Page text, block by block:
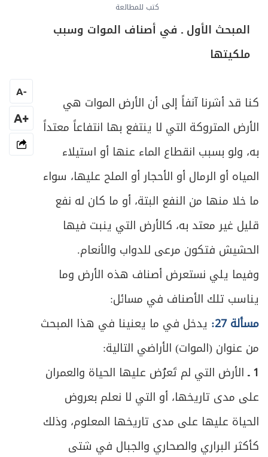
كتب للمطالعة
المبحث الأول ـ في أصناف الموات وسبب
ملكيتها
كنا قد أشرنا آنفاً إلى أن الأرض الموات هي
الأرض المتروكة التي لا ينتفع بها انتفاعاً معتداً
به، ولو بسبب انقطاع الماء عنها أو استيلاء
المياه أو الرمال أو الأحجار أو الملح عليها، سواء
ما خلا منها من النفع البتة، أو ما كان له نفع
قليل غير معتد به، كالأرض التي ينبت فيها
الحشيش فتكون مرعى للدواب والأنعام.
وفيما يلي نستعرض أصناف هذه الأرض وما
يناسب تلك الأصناف في مسائل:
مسألة 27:
يدخل في ما يعنينا في هذا المبحث
من عنوان (الموات) الأراضي التالية:
1 ـ الأرض التي لم تَعرُض عليها الحياة والعمران
على مدى تاريخها، أو التي لا نعلم بعروض
الحياة عليها على مدى تاريخها المعلوم، وذلك
كأكثر البراري والصحاري والجبال في شتى
-
A
+A
77 في أحكام الطرق والمرافق العامة
80 المبحث الأول ـ في أحكام الطرق
86
العامة
ص 89 في وجوب حفظ النظام العام
ص90 الباب الثاني في تملّك الثروات الطبيعيّة
93 الفصل الأول في الثروة الحيوانية
ص
97 المبحث الأول ـ في موجبات تملك الحيوان
99 المبحث الثاني ـ في ما يحل منه وما يحرم
ص
106 المبحث الثالث ـ في تذكية الحيوان
ص107 المطلب الأول ـ في صيد الحيوان البري والطائر
115 المطلب الثاني ـ في صيد السمك والجراد
ص
118 المطلب الثالث ـ في الذباحة والنحر
126